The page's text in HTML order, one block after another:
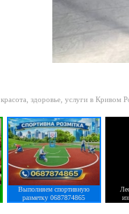
красота, здоровье, услуги в Кривом
Выполняем спортивную
разметку 0687874865